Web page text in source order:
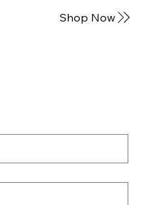
Shop Now